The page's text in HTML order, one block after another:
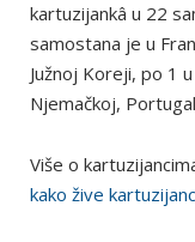
kartuzijankâ u 22
samostana je u
Južnoj Koreji, po 1
Njemačkoj,
Više o
kako žive